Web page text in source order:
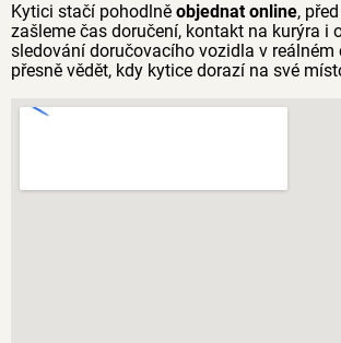
Kytici stačí pohodlně objednat online,
zašleme čas doručení, kontakt na kurýra i
sledování doručovacího vozidla v reálném
přesně vědět, kdy kytice dorazí na své